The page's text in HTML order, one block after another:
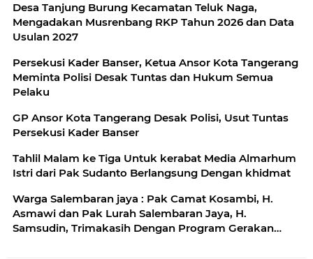
Desa Tanjung Burung Kecamatan Teluk Naga,
Mengadakan Musrenbang RKP Tahun 2026 dan Data
Usulan 2027
Persekusi Kader Banser, Ketua Ansor Kota Tangerang
Meminta Polisi Desak Tuntas dan Hukum Semua
Pelaku
GP Ansor Kota Tangerang Desak Polisi, Usut Tuntas
Persekusi Kader Banser
Tahlil Malam ke Tiga Untuk kerabat Media Almarhum
Istri dari Pak Sudanto Berlangsung Dengan khidmat
Warga Salembaran jaya : Pak Camat Kosambi, H.
Asmawi dan Pak Lurah Salembaran Jaya, H.
Samsudin, Trimakasih Dengan Program Gerakan